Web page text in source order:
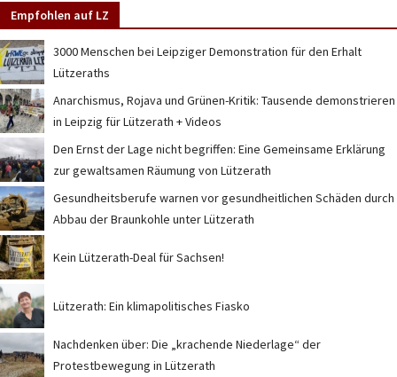
Empfohlen auf LZ
3000 Menschen bei Leipziger Demonstration für den Erhalt
Lützeraths
Anarchismus, Rojava und Grünen-Kritik: Tausende demonstrieren
in Leipzig für Lützerath + Videos
Den Ernst der Lage nicht begriffen: Eine Gemeinsame Erklärung
zur gewaltsamen Räumung von Lützerath
Gesundheitsberufe warnen vor gesundheitlichen Schäden durch
Abbau der Braunkohle unter Lützerath
Kein Lützerath-Deal für Sachsen!
Lützerath: Ein klimapolitisches Fiasko
Nachdenken über: Die „krachende Niederlage“ der
Protestbewegung in Lützerath